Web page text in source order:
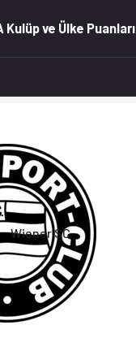
Kulüp ve Ülke Puanları
Wiener SC